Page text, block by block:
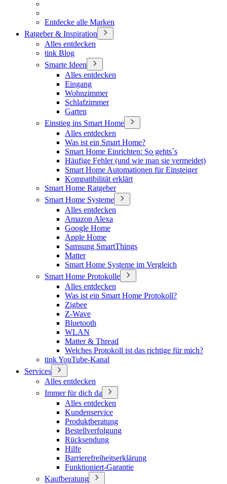
Entdecke alle Marken
Ratgeber & Inspiration
Alles entdecken
tink Blog
Smarte Ideen
Alles entdecken
Eingang
Wohnzimmer
Schlafzimmer
Garten
Einstieg ins Smart Home
Alles entdecken
Was ist ein Smart Home?
Smart Home Einrichten: So gehts`s
Häufige Fehler (und wie man sie vermeidet)
Smart Home Automationen für Einsteiger
Kompatibilität erklärt
Smart Home Ratgeber
Smart Home Systeme
Alles entdecken
Amazon Alexa
Google Home
Apple Home
Samsung SmartThings
Matter
Smart Home Systeme im Vergleich
Smart Home Protokolle
Alles entdecken
Was ist ein Smart Home Protokoll?
Zigbee
Z-Wave
Bluetooth
WLAN
Matter & Thread
Welches Protokoll ist das richtige für mich?
tink YouTube-Kanal
Services
Alles entdecken
Immer für dich da
Alles entdecken
Kundenservice
Produktberatung
Bestellverfolgung
Rücksendung
Hilfe
Barrierefreiheitserklärung
Funktioniert-Garantie
Kaufberatung